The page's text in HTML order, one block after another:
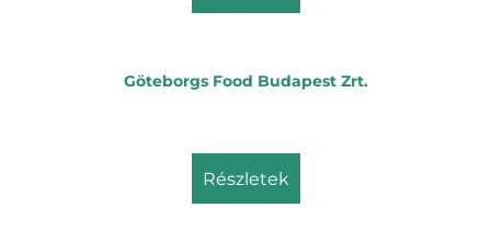
Göteborgs Food Budapest Zrt.
részletek